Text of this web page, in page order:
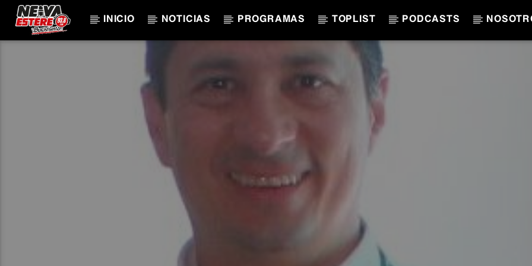
INICIO NOTICIAS PROGRAMAS TOPLIST PODCASTS